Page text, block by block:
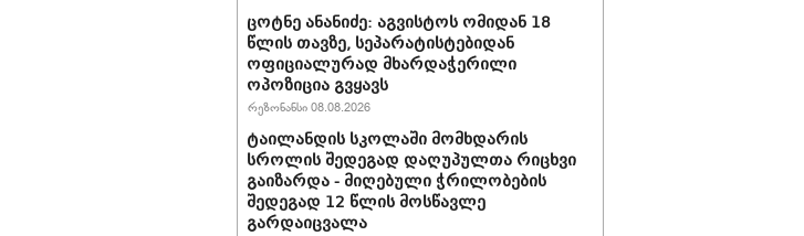
ცოტნე ანანიძე: აგვისტოს ომიდან 18
წლის თავზე, სეპარატისტებიდან
ოფიციალურად მხარდაჭერილი
ოპოზიცია გვყავს
რეზონანსი 08.08.2026
ტაილანდის სკოლაში მომხდარის
სროლის შედეგად დაღუპულთა რიცხვი
გაიზარდა - მიღებული ჭრილობების
შედეგად 12 წლის მოსწავლე
გარდაიცვალა